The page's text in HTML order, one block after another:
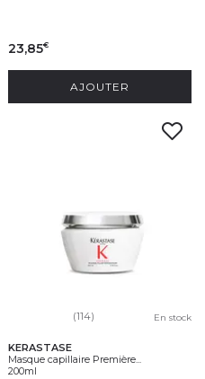
23,85€
AJOUTER
(114) En stock
KERASTASE
Masque capillaire Première...
200ml